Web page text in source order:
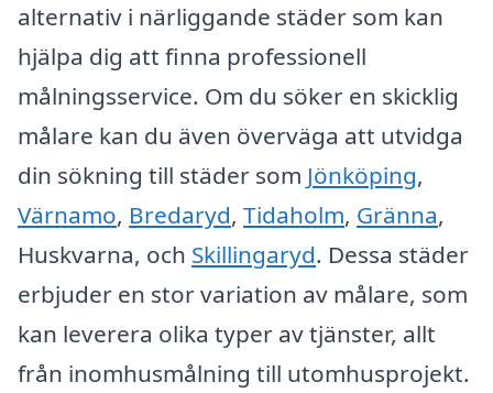
alternativ i närliggande städer som kan
hjälpa dig att finna professionell
målningsservice. Om du söker en skicklig
målare kan du även överväga att utvidga
din sökning till städer som Jönköping,
Värnamo, Bredaryd, Tidaholm, Gränna,
Huskvarna, och Skillingaryd. Dessa städer
erbjuder en stor variation av målare, som
kan leverera olika typer av tjänster, allt
från inomhusmålning till utomhusprojekt.